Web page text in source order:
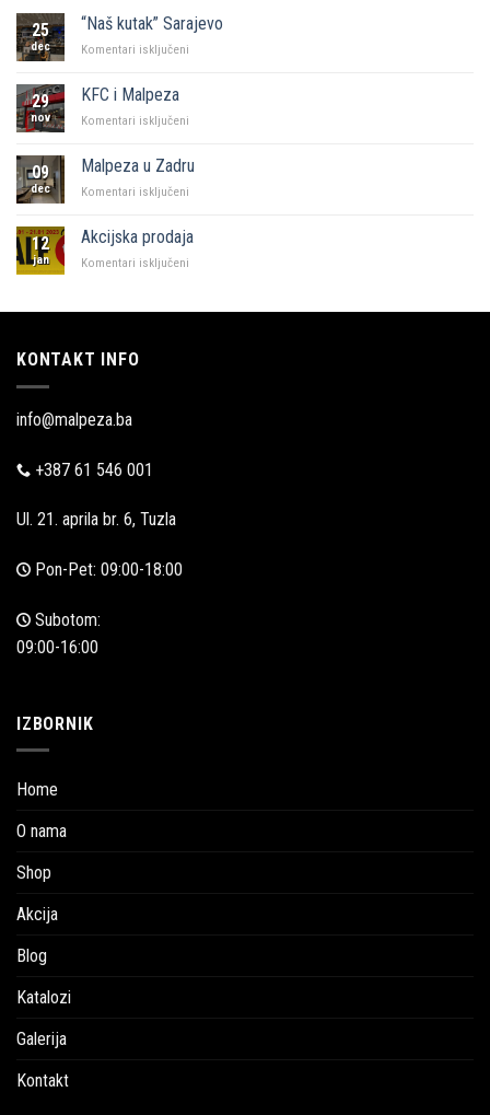
25
dec
“Naš kutak” Sarajevo
Komentari isključeni
29
nov
KFC i Malpeza
Komentari isključeni
Malpeza
09
dec
Malpeza u Zadru
Komentari isključeni
Zadru
12
jan
Akcijska prodaja
Komentari isključeni
KONTAKT INFO
info@malpeza.ba
+387 61 546 001
Ul. 21. aprila br. 6, Tuzla
Pon-Pet: 09:00-18:00
Subotom:
09:00-16:00
IZBORNIK
Home
O nama
Shop
Akcija
Blog
Katalozi
Galerija
Kontakt